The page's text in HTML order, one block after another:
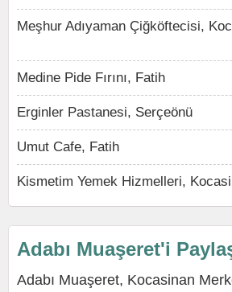
Meşhur Adıyaman Çiğköftecisi,
Medine Pide Fırını, Fatih
Erginler Pastanesi, Serçeönü
Umut Cafe, Fatih
Kismetim Yemek Hizmelleri,
Adabı Muaşeret'i
Adabı Muaşeret, Kocasinan